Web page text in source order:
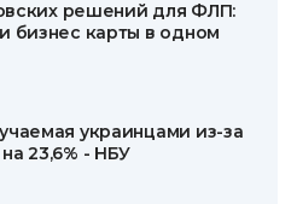
решений для ФЛП:
бизнес карты в одном
украинцами из-за
23,6% - НБУ